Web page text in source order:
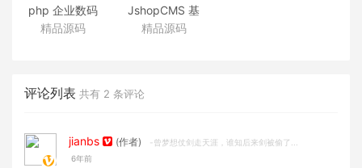
php 企业数码
科技风格商城
置OA办公系统
精品源码
JshopCMS 基
于ThinkPHP开
精品源码
评论列表 共有 2 条评论
jianbs (作者)
-曾梦想仗剑走天涯，谁知后来剑被偷了...
6年前